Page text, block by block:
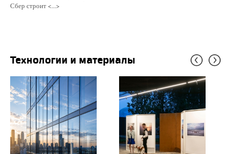
Сбер строит <...>
Технологии и материалы